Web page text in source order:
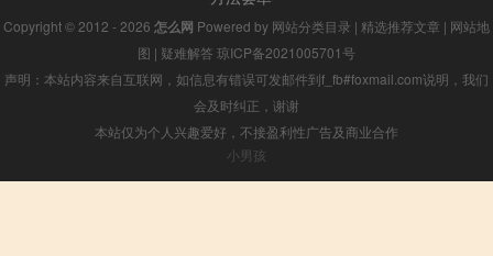
Copyright © 2012 - 2026 怎么网 Powered by 网站分类目录 | 精选推荐文章 | 网站地
图 | 疑难解答 琼ICP备2021005701号
声明：本站内容来自互联网，如信息有错误可发邮件到f_fb#foxmail.com说明，我们
会及时纠正，谢谢
本站仅为个人兴趣爱好，不接盈利性广告及商业合作
小男孩